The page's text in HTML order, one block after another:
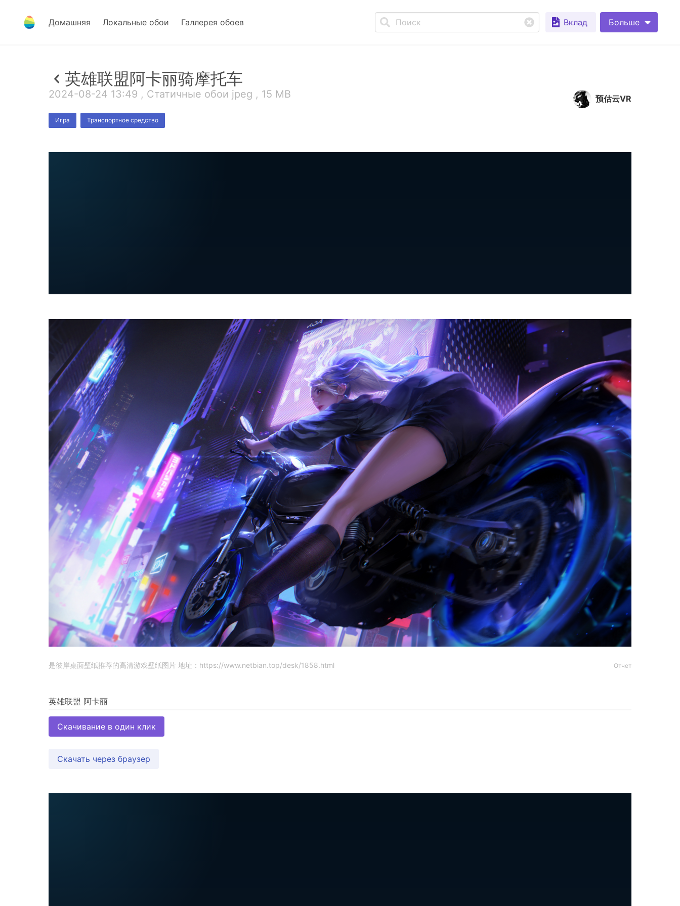
Домашняя Локальные обои Галлерея обоев Вклад Больше
英雄联盟阿卡丽骑摩托车
2024-08-24 13:49 , Статичные обои jpeg , 15 MB
Игра Транспортное средство
预估云VR
是彼岸桌面壁纸推荐的高清游戏壁纸图片 地址：https://www.netbian.top/desk/1858.html Отчет
Скачивание в один клик
Скачать через браузер